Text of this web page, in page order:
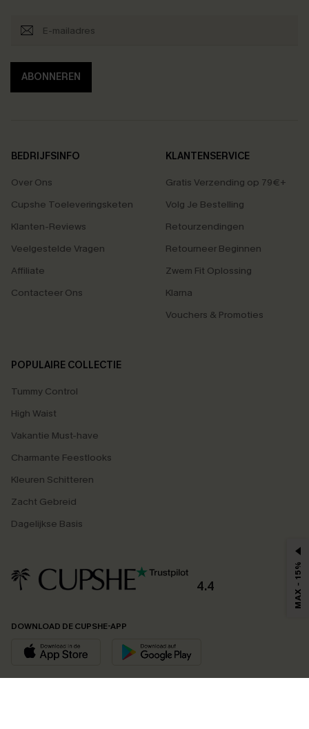
ABONNEREN
BEDRIJFSINFO
Over Ons
Cupshe Toeleveringsketen
Klanten-Reviews
Veelgestelde Vragen
Affiliate
Contacteer Ons
KLANTENSERVICE
Gratis Verzending op 79€+
Volg Je Bestelling
Retourzendingen
Retourneer Beginnen
Zwem Fit Oplossing
Klarna
Vouchers & Promoties
POPULAIRE COLLECTIE
Tummy Control
High Waist
Vakantie Must-have
Charmante Feestlooks
Kleuren Schitteren
Zacht Gebreid
Dagelijkse Basis
4.4
DOWNLOAD DE CUPSHE-APP
MAX - 15%